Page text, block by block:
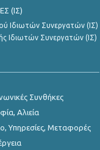
(ΙΣ)
Ιδιωτών Συνεργατών (ΙΣ)
Ιδιωτών Συνεργατών (ΙΣ)
Συνθήκες
Αλιεία
Υπηρεσίες, Μεταφορές